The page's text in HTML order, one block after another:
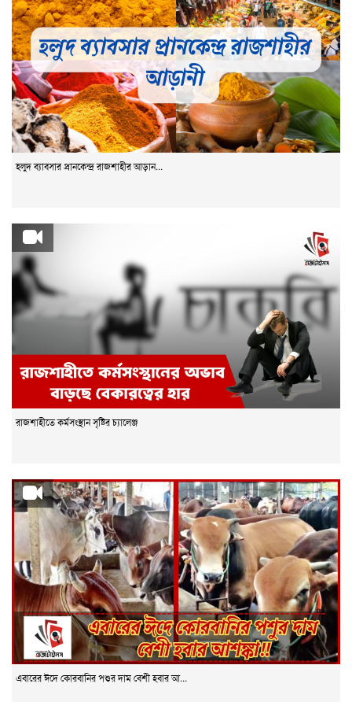
হলুদ ব্যাবসার প্রানকেন্দ্র রাজশাহীর আড়ান...
রাজশাহীতে কর্মসংস্থান সৃষ্টির চ্যালেঞ্জ
এবারের ঈদে কোরবানির পশুর দাম বেশী হবার আ...